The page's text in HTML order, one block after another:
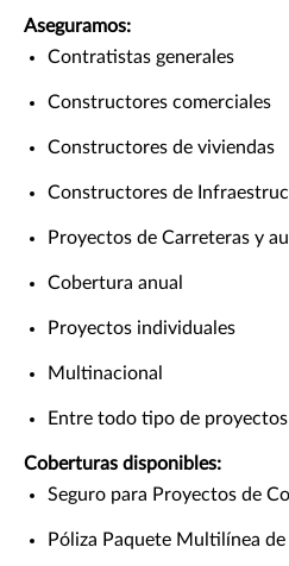
Aseguramos:
Contratistas generales
Constructores comerciales
Constructores de viviendas
Constructores de
Proyectos de Carreteras y
Cobertura anual
Proyectos individuales
Multinacional
Entre todo tipo de proyectos
Coberturas disponibles:
Seguro para Proyectos de
Póliza Paquete Multilínea